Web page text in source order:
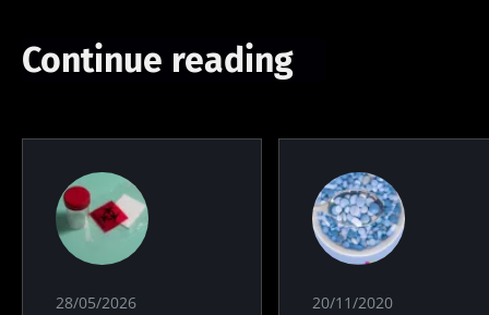
Continue reading
28/05/2026 20/11/2020